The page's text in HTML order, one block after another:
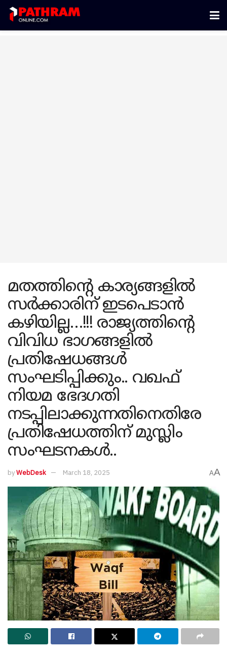
മതത്തിൻ്റെ കാര്യങ്ങളിൽ
സർക്കാരിന് ഇടപെടാൻ
കഴിയില്ല…!!! രാജ്യത്തിന്റെ
വിവിധ ഭാഗങ്ങളിൽ
പ്രതിഷേധങ്ങൾ
സംഘടിപ്പിക്കും.. വഖഫ്
നിയമ ഭേദഗതി
നടപ്പിലാക്കുന്നതിനെതിരേ
പ്രതിഷേധത്തിന് മുസ്ലിം
സംഘടനകൾ..
byWebDesk March 18, 2025 AA